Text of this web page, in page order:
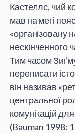
Кастеллс, чий
мав на меті
«організовану
нескінченного
Тим часом
переписати
він називав
центральної
комунікацій
(Bauman 1998: